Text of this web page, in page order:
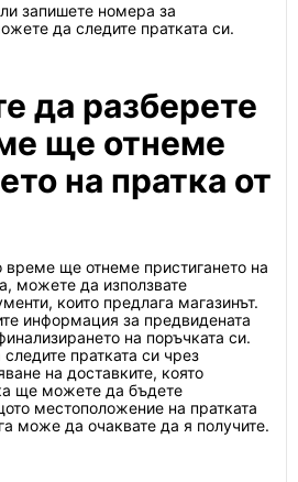
запишете номера за
да следите пратката си.
да разберете
ще отнеме
на пратка от
време ще отнеме пристигането на
можете да използвате
които предлага магазинът.
информация за предвидената
на поръчката си.
пратката си чрез
на доставките, която
ще можете да бъдете
местоположение на пратката
може да очаквате да я получите.